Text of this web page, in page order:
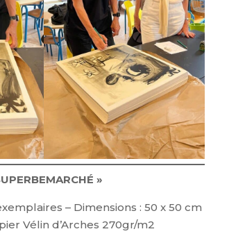
»
– Dimensions : 50 x 50 cm
Vélin d’Arches 270gr/m2